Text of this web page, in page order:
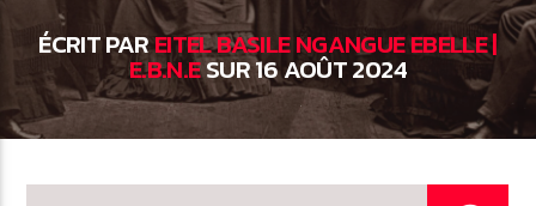
EN CE MOMENT
ÉCRIT PAREITEL BASILE NGANGUE EBELLE |
E.B.N.ESUR 16 AOÛT 2024